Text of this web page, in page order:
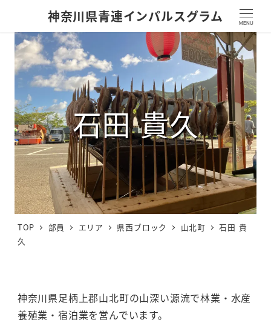
神奈川県青連インパルスグラム MENU
石田 貴久
TOP 部員 エリア 県西ブロック 山北町
石田 貴
久
神奈川県足柄上郡山北町の山深い源流で林業・水産
養殖業・宿泊業を営んでいます。